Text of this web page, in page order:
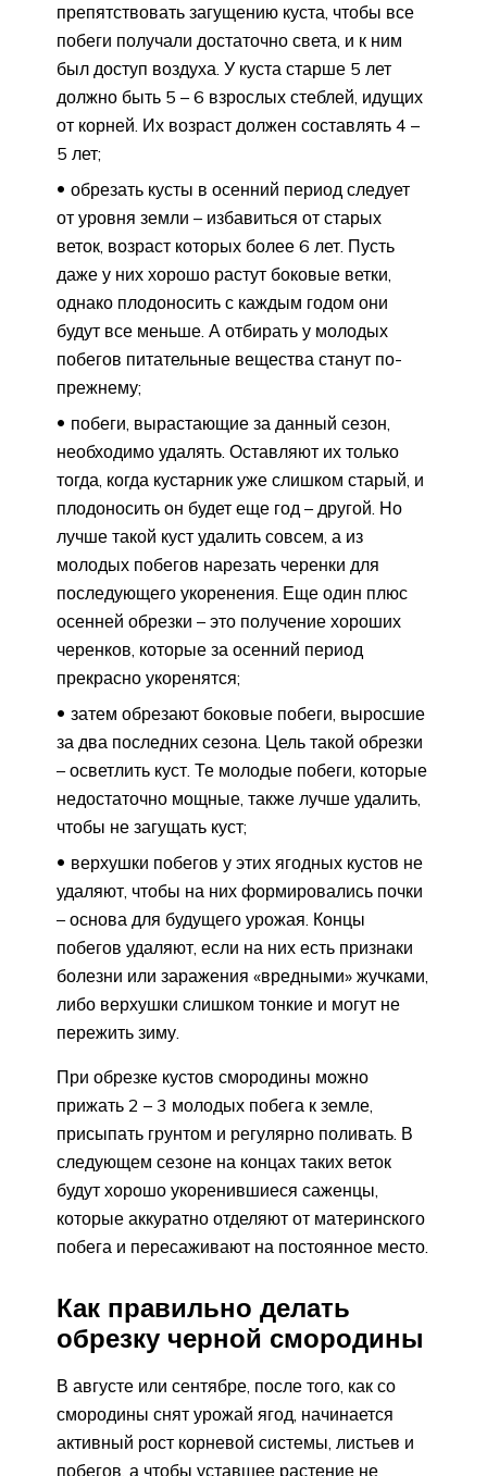
препятствовать загущению куста, чтобы все
побеги получали достаточно света, и к ним
был доступ воздуха. У куста старше 5 лет
должно быть 5 – 6 взрослых стеблей, идущих
от корней. Их возраст должен составлять 4 –
5 лет;
обрезать кусты в осенний период следует
от уровня земли – избавиться от старых
веток, возраст которых более 6 лет. Пусть
даже у них хорошо растут боковые ветки,
однако плодоносить с каждым годом они
будут все меньше. А отбирать у молодых
побегов питательные вещества станут по-
прежнему;
побеги, вырастающие за данный сезон,
необходимо удалять. Оставляют их только
тогда, когда кустарник уже слишком старый, и
плодоносить он будет еще год – другой. Но
лучше такой куст удалить совсем, а из
молодых побегов нарезать черенки для
последующего укоренения. Еще один плюс
осенней обрезки – это получение хороших
черенков, которые за осенний период
прекрасно укоренятся;
затем обрезают боковые побеги, выросшие
за два последних сезона. Цель такой обрезки
– осветлить куст. Те молодые побеги, которые
недостаточно мощные, также лучше удалить,
чтобы не загущать куст;
верхушки побегов у этих ягодных кустов не
удаляют, чтобы на них формировались почки
– основа для будущего урожая. Концы
побегов удаляют, если на них есть признаки
болезни или заражения «вредными» жучками,
либо верхушки слишком тонкие и могут не
пережить зиму.
При обрезке кустов смородины можно
прижать 2 – 3 молодых побега к земле,
присыпать грунтом и регулярно поливать. В
следующем сезоне на концах таких веток
будут хорошо укоренившиеся саженцы,
которые аккуратно отделяют от материнского
побега и пересаживают на постоянное место.
Как правильно делать
обрезку черной смородины
В августе или сентябре, после того, как со
смородины снят урожай ягод, начинается
активный рост корневой системы, листьев и
побегов, а чтобы уставшее растение не